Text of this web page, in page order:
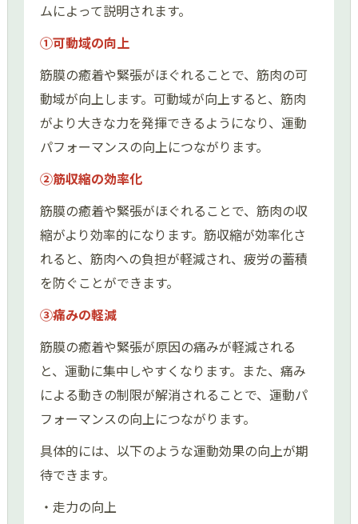
ムによって説明されます。
➀可動域の向上
筋膜の癒着や緊張がほぐれることで、筋肉の可
動域が向上します。可動域が向上すると、筋肉
がより大きな力を発揮できるようになり、運動
パフォーマンスの向上につながります。
➁筋収縮の効率化
筋膜の癒着や緊張がほぐれることで、筋肉の収
縮がより効率的になります。筋収縮が効率化さ
れると、筋肉への負担が軽減され、疲労の蓄積
を防ぐことができます。
③痛みの軽減
筋膜の癒着や緊張が原因の痛みが軽減される
と、運動に集中しやすくなります。また、痛み
による動きの制限が解消されることで、運動パ
フォーマンスの向上につながります。
具体的には、以下のような運動効果の向上が期
待できます。
・走力の向上